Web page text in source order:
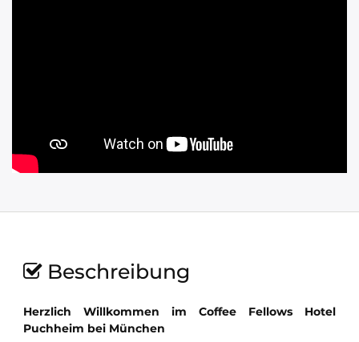
Beschreibung
Herzlich Willkommen im Coffee Fellows Hotel
Puchheim bei München